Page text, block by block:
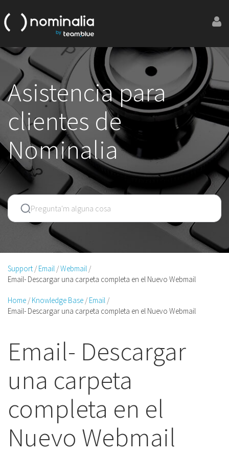
Asistencia para
clientes de
Nominalia
Support Email Webmail
Email- Descargar una carpeta completa en el Nuevo Webmail
Home Knowledge Base
Email
Email- Descargar una carpeta completa en el Nuevo Webmail
Email- Descargar
una carpeta
completa en el
Nuevo Webmail